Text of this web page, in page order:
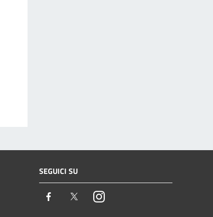
SEGUICI SU
Facebook TwitterInstagram